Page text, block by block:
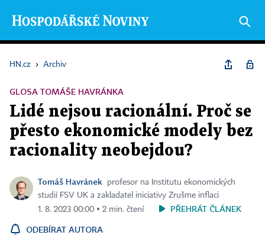
HN.cz › Archiv
GLOSA TOMÁŠE HAVRÁNKA
Lidé nejsou racionální. Proč se
přesto ekonomické modely bez
racionality neobejdou?
Tomáš Havránek
profesor na Institutu ekonomických
studií FSV UK a zakladatel iniciativy Zrušme inflaci
1. 8. 2023 00:00 ▪ 2 min. čtení
PŘEHRÁT ČLÁNEK
ODEBÍRAT AUTORA